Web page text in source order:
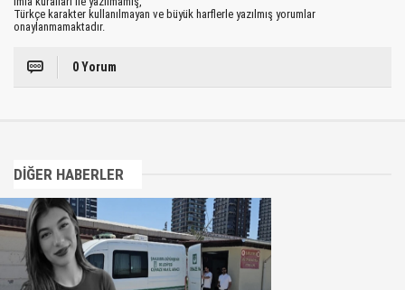
Türkçe karakter kullanılmayan ve büyük harflerle yazılmış yorumlar
onaylanmamaktadır.
0 Yorum
DİĞER HABERLER